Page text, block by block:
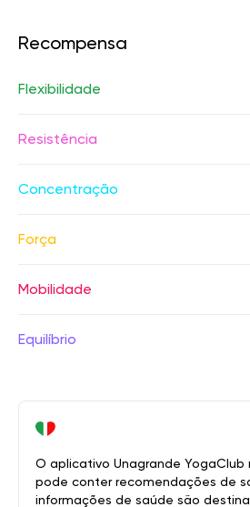
Recompensa
Flexibilidade
Resistência
Concentração
Força
Mobilidade
Equilíbrio
O aplicativo Unagrande
pode conter recomendações de
informações de saúde são